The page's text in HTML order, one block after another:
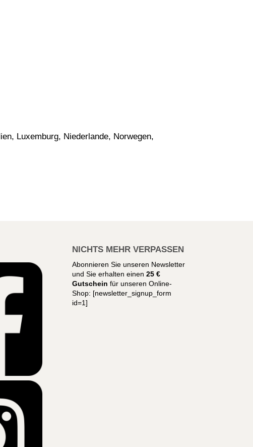
Luxemburg, Niederlande, Norwegen,
NICHTS MEHR VERPASSEN
Abonnieren Sie unseren Newsletter
und Sie erhalten einen25 €
Gutschein für unseren Online-
Shop: [newsletter_signup_form
id=1]